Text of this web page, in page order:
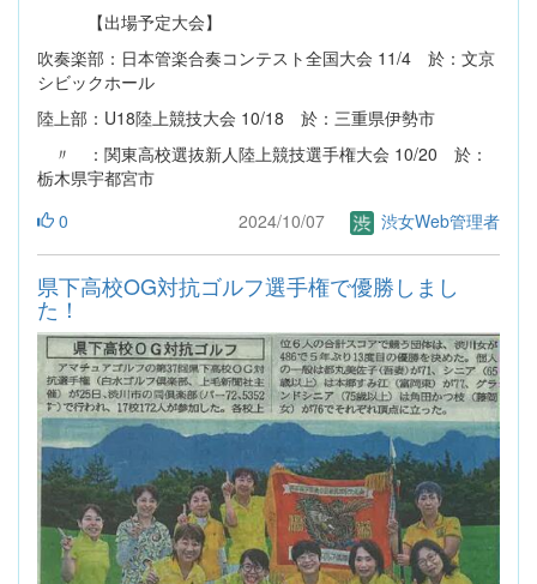
【出場予定大会】
吹奏楽部：日本管楽合奏コンテスト全国大会 11/4 於：文京
シビックホール
陸上部：U18陸上競技大会 10/18 於：三重県伊勢市
〃 ：関東高校選抜新人陸上競技選手権大会 10/20 於：
栃木県宇都宮市
0
2024/10/07 渋女Web管理者
県下高校OG対抗ゴルフ選手権で優勝しまし
た！